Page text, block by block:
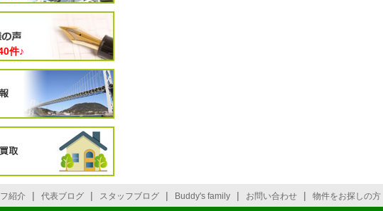
件♪
紹介 | 代表ブログ | スタッフブログ | Buddy's family | お問い合わせ | 物件をお探しの方